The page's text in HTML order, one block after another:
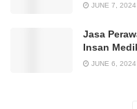
JUNE 7, 2024
Jasa
Insan
JUNE 6, 2024